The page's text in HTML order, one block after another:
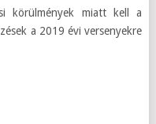
körülmények miatt kell a
a 2019 évi versenyekre